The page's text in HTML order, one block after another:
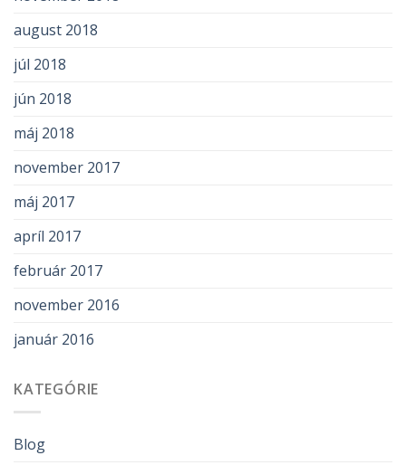
august 2018
júl 2018
jún 2018
máj 2018
november 2017
máj 2017
apríl 2017
február 2017
november 2016
január 2016
KATEGÓRIE
Blog